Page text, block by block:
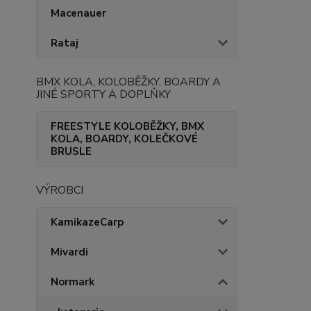
Macenauer
Rataj
BMX KOLA, KOLOBĚŽKY, BOARDY A
JINÉ SPORTY A DOPLŇKY
FREESTYLE KOLOBĚŽKY, BMX
KOLA, BOARDY, KOLEČKOVÉ
BRUSLE
VÝROBCI
KamikazeCarp
Mivardi
Normark